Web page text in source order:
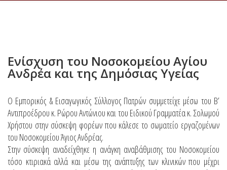
Ενίσχυση του Νοσοκομείου Αγίου
Ανδρέα και της Δημόσιας Υγείας
O Εμπορικός & Εισαγωγικός Σύλλογος Πατρών συμμετείχε μέσω του Β’
Αντιπροέδρου κ. Ρώρου Αντώνιου και του Ειδικού Γραμματέα κ. Σολωμού
Χρήστου στην σύσκεψη φορέων που κάλεσε το σωματείο εργαζομένων
του Νοσοκομείου Άγιος Ανδρέας.
Στην σύσκεψη αναδείχθηκε η ανάγκη αναβάθμισης του Νοσοκομείου
τόσο κτιριακά αλλά και μέσω της ανάπτυξης των κλινικών που μέχρι